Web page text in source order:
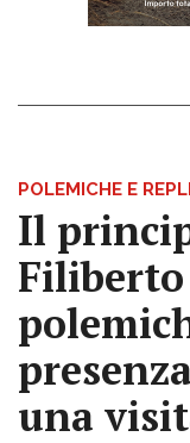
POLEMICHE E
Il
una